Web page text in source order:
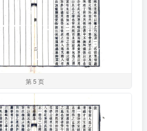
第 5 页